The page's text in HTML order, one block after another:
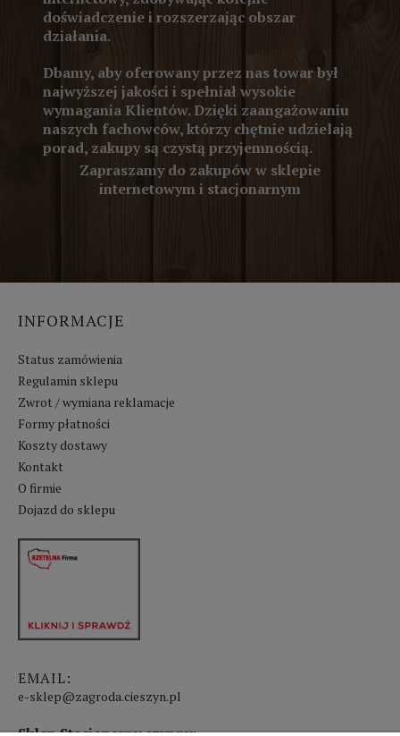
doświadczenie i rozszerzając obszar
działania.
Dbamy, aby oferowany przez nas towar był
najwyższej jakości i spełniał wysokie
wymagania Klientów. Dzięki zaangażowaniu
naszych fachowców, którzy chętnie udzielają
porad, zakupy są czystą przyjemnością.
Zapraszamy do zakupów w sklepie
internetowym i stacjonarnym
INFORMACJE
Status zamówienia
Regulamin sklepu
Zwrot / wymiana reklamacje
Formy płatności
Koszty dostawy
Kontakt
O firmie
Dojazd do sklepu
EMAIL:
e-sklep@zagroda.cieszyn.pl